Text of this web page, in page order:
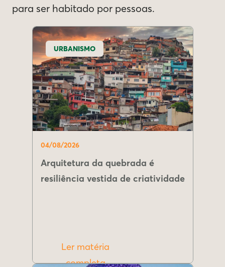
para ser habitado por pessoas.
URBANISMO
04/08/2026
Arquitetura da quebrada é
resiliência vestida de criatividade
Ler matéria
completa